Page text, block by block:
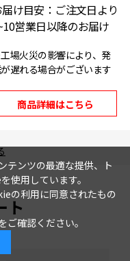
け目安：ご注文日より
営業日以降のお届け
場火災の影響により、発
遅れる場合がございます
商品詳細はこちら
ト
テンツの最適な提供、ト
使用しています。
の利用に同意されたもの
ご確認ください。